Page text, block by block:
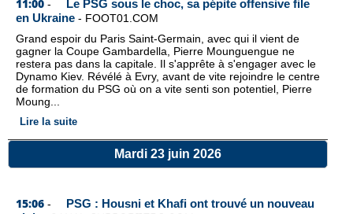
11:00 -
Le PSG sous le choc, sa pépite offensive file
en Ukraine - FOOT01.COM
Grand espoir du Paris Saint-Germain, avec qui il vient de
gagner la Coupe Gambardella, Pierre Mounguengue ne
restera pas dans la capitale. Il s'apprête à s'engager avec le
Dynamo Kiev. Révélé à Evry, avant de vite rejoindre le centre
de formation du PSG où on a vite senti son potentiel, Pierre
Moung...
Lire la suite
Mardi 23 juin 2026
15:06 -
PSG : Housni et Khafi ont trouvé un nouveau